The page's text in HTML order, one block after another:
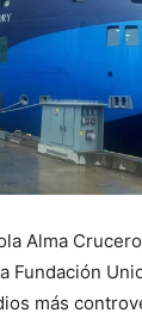
Alma
Fundación
más